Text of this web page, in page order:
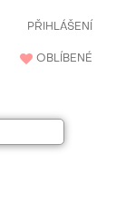
PŘIHLÁŠENÍ
OBLÍBENÉ